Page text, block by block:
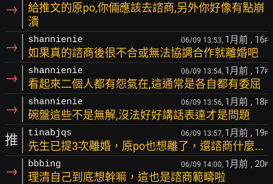
→
給推文的原po,你倆應該去諮商,另外你好像有點崩
潰
→ shannienie 06/09 13:53, 1月前 , 16F
如果真的諮商後很不合或無法協調合作就離婚吧
→ shannienie 06/09 13:54, 1月前 , 17F
看起來二個人都有怨氣在,這通常是各自都有委屈
→ shannienie 06/09 13:56, 1月前 , 18F
碗盤這些不是無解,沒法好好講話表達才是問題
推 tinabjqs 06/09 13:57, 1月前 , 19F
先生已提3次離婚，原po也想離了，還諮商什麼...
→ bbbing 06/09 14:00, 1月前 , 20F
理清自己到底想幹嘛，這也是諮商範疇啦